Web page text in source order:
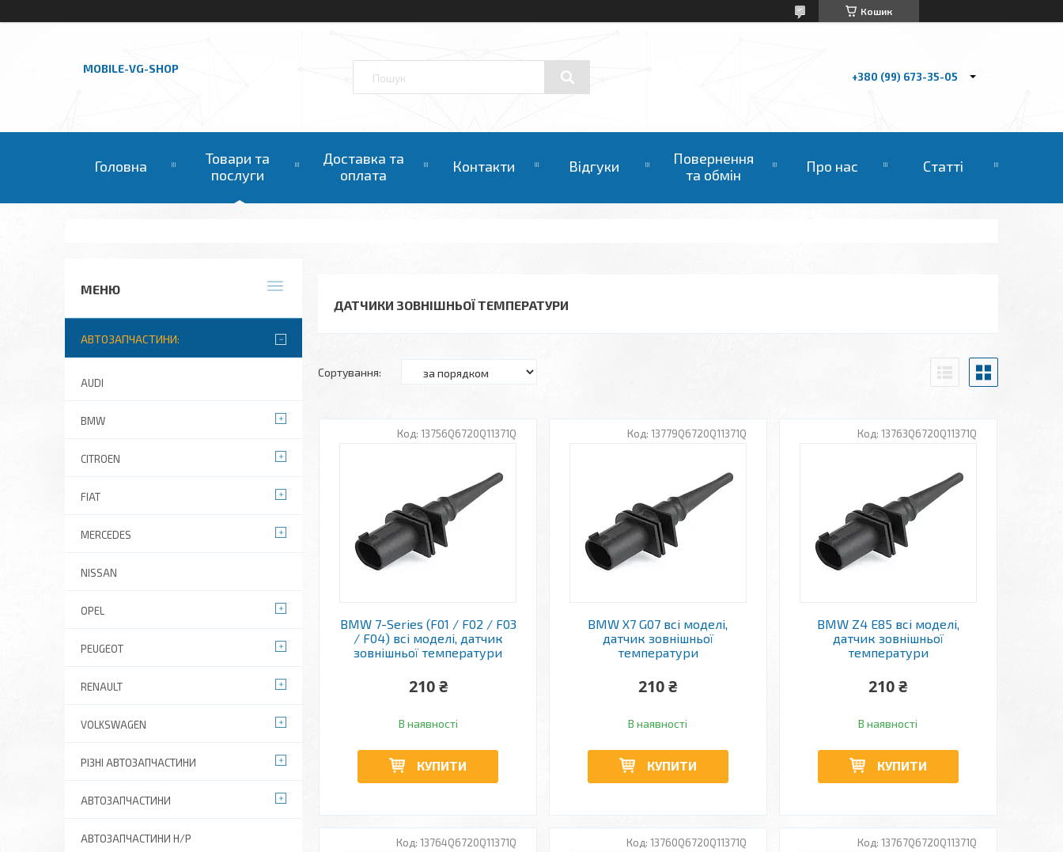
Кошик
MOBILE-VG-SHOP
+380 (99) 673-35-05
Головна
Товари та
послуги
Доставка та
оплата
Контакти Відгуки
Повернення
та обмін
Про нас Статті
ДАТЧИКИ ЗОВНІШНЬОЇ ТЕМПЕРАТУРИ
13756Q6720Q11371Q
BMW 7-Series (F01 / F02 / F03
/ F04) всі моделі, датчик
зовнішньої температури
210 ₴
В наявності
КУПИТИ
13779Q6720Q11371Q
BMW X7 G07 всі моделі,
датчик зовнішньої
температури
210 ₴
В наявності
КУПИТИ
13763Q6720Q11371Q
BMW Z4 E85 всі моделі,
датчик зовнішньої
температури
210 ₴
В наявності
КУПИТИ
13764Q6720Q11371Q 13760Q6720Q11371Q 13767Q6720Q11371Q
АВТОЗАПЧАСТИНИ:
AUDI
BMW
CITROEN
FIAT
MERCEDES
NISSAN
OPEL
PEUGEOT
RENAULT
VOLKSWAGEN
РІЗНІ АВТОЗАПЧАСТИНИ
АВТОЗАПЧАСТИНИ
АВТОЗАПЧАСТИНИ Н/Р